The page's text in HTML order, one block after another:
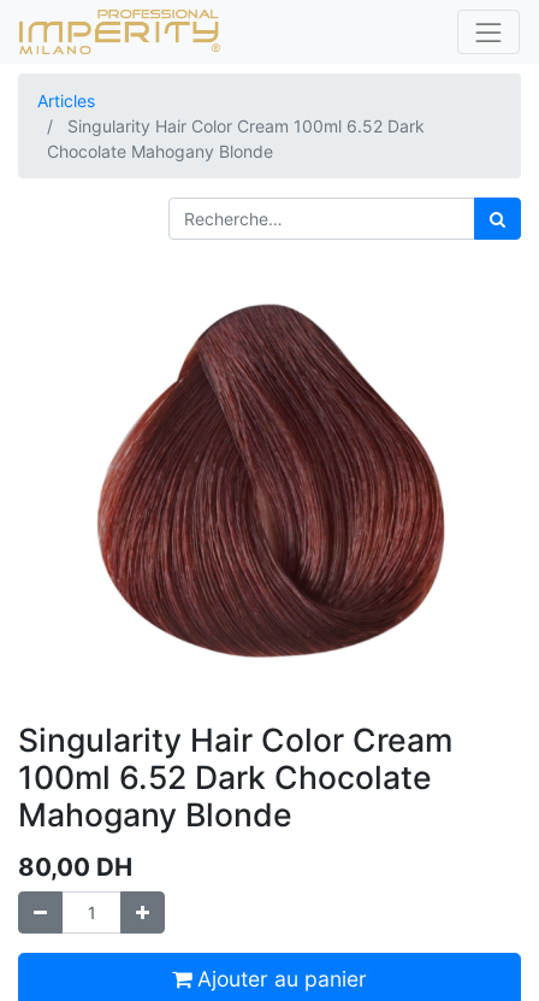
Articles
Singularity Hair Color Cream 100ml 6.52 Dark
Chocolate Mahogany Blonde
Singularity Hair Color Cream
100ml 6.52 Dark Chocolate
Mahogany Blonde
80,00 DH
Ajouter au panier